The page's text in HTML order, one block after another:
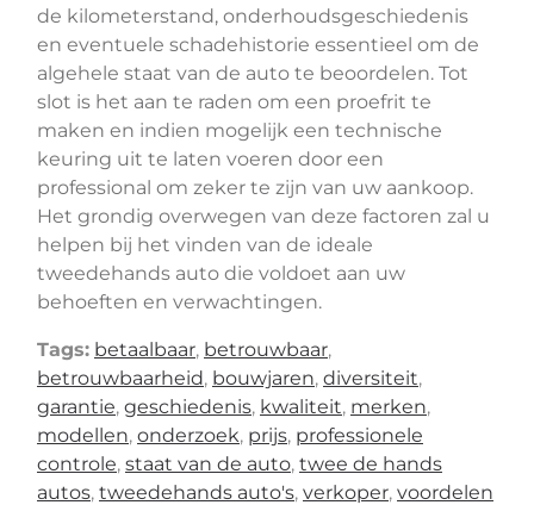
de kilometerstand, onderhoudsgeschiedenis
en eventuele schadehistorie essentieel om de
algehele staat van de auto te beoordelen. Tot
slot is het aan te raden om een proefrit te
maken en indien mogelijk een technische
keuring uit te laten voeren door een
professional om zeker te zijn van uw aankoop.
Het grondig overwegen van deze factoren zal u
helpen bij het vinden van de ideale
tweedehands auto die voldoet aan uw
behoeften en verwachtingen.
Tags: betaalbaar, betrouwbaar,
betrouwbaarheid, bouwjaren, diversiteit,
garantie, geschiedenis, kwaliteit, merken,
modellen, onderzoek, prijs, professionele
controle, staat van de auto, twee de hands
autos, tweedehands auto's, verkoper, voordelen